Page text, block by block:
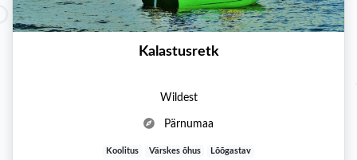
Kalastusretk
Wildest
Pärnumaa
Koolitus Värskes õhus Lõõgastav